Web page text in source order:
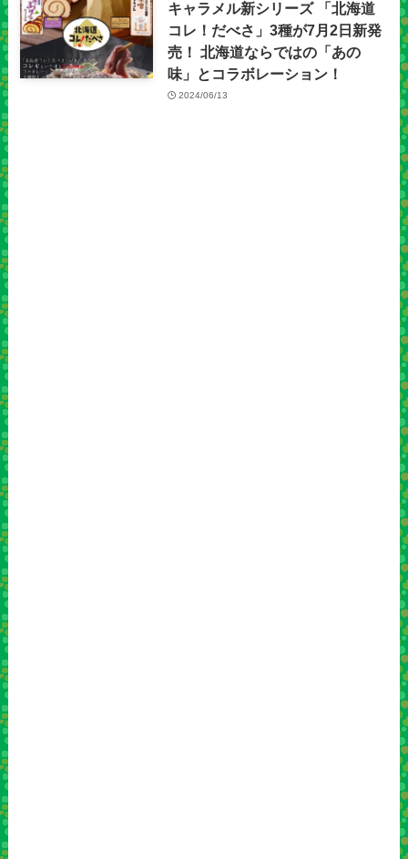
キャラメル新シリーズ 「北海道
コレ！だべさ」3種が7月2日新発
売！ 北海道ならではの「あの
味」とコラボレーション！
2024/06/13